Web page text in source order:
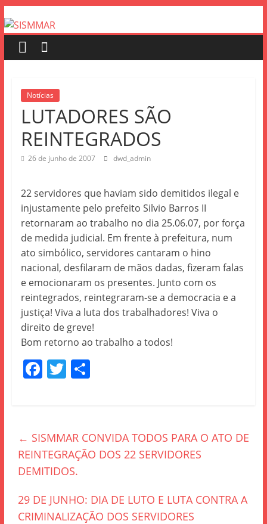
Notícias
LUTADORES SÃO
REINTEGRADOS
26 de junho de 2007 dwd_admin
22 servidores que haviam sido demitidos ilegal e
injustamente pelo prefeito Silvio Barros II
retornaram ao trabalho no dia 25.06.07, por força
de medida judicial. Em frente à prefeitura, num
ato simbólico, servidores cantaram o hino
nacional, desfilaram de mãos dadas, fizeram falas
e emocionaram os presentes. Junto com os
reintegrados, reintegraram-se a democracia e a
justiça! Viva a luta dos trabalhadores! Viva o
direito de greve!
Bom retorno ao trabalho a todos!
F
b
o
o
k
T S
← SISMMAR CONVIDA TODOS PARA O ATO DE
REINTEGRAÇÃO DOS 22 SERVIDORES
DEMITIDOS.
29 DE JUNHO: DIA DE LUTO E LUTA CONTRA A
CRIMINALIZAÇÃO DOS SERVIDORES